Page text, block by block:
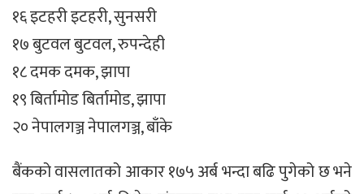
१६ इटहरी इटहरी, सुनसरी
१७ बुटवल बुटवल, रुपन्देही
१८ दमक दमक, झापा
१९ बिर्तामोड बिर्तामोड, झापा
२० नेपालगञ्ज नेपालगञ्ज, बाँके
बैंकको वासलातको आकार १७५ अर्ब भन्दा बढि पुगेको छ भने